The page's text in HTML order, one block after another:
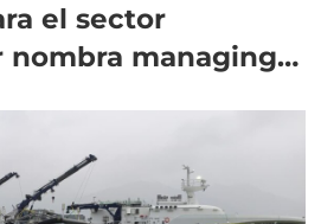
el sector
managing